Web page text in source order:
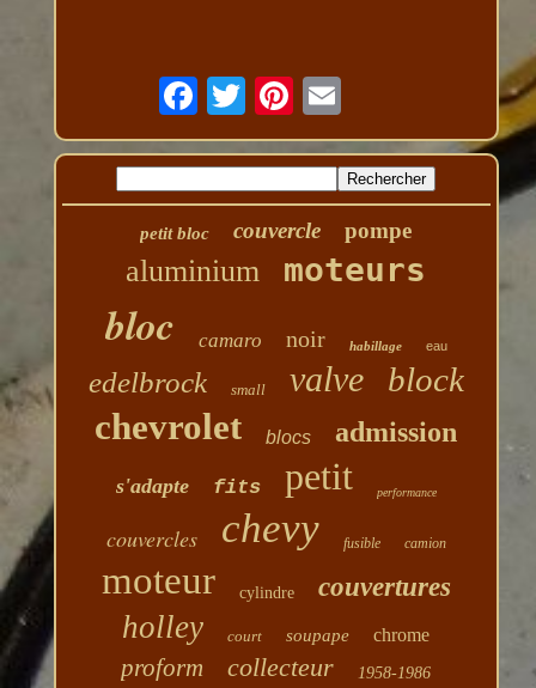
petit bloc couvercle pompe
aluminium moteurs
bloc camaro noir habillage eau
edelbrock small valve block
chevrolet blocs admission
s'adapte fits petit performance
couvercles chevy fusible camion
moteur cylindre couvertures
holley court soupape chrome
proform collecteur 1958-1986